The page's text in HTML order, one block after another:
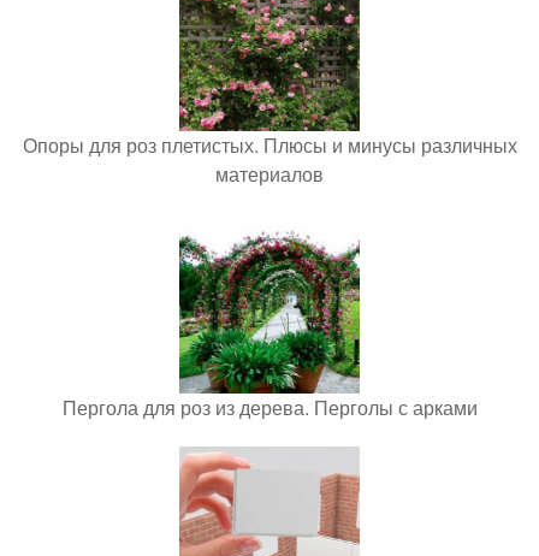
Опоры для роз плетистых. Плюсы и минусы различных
материалов
Пергола для роз из дерева. Перголы с арками